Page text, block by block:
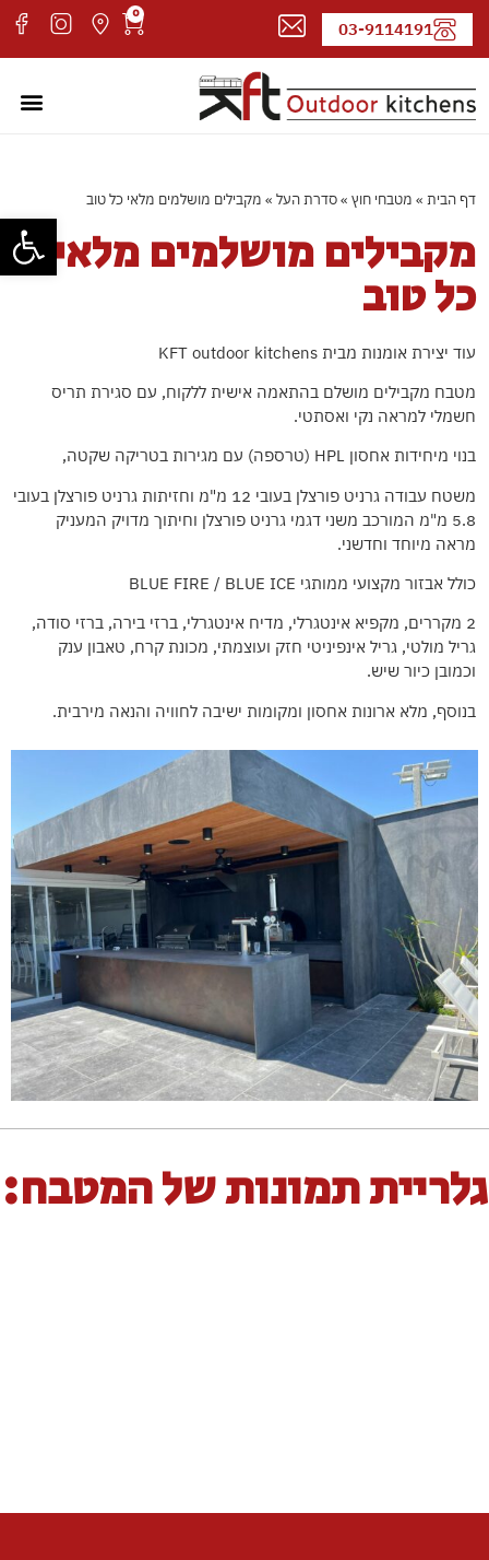
פתח
03-9114191
0
דף הבית » מטבחי חוץ »סדרת העל » מקבילים מושלמים מלאי כל טוב
מקבילים מושלמים מלאי
כל טוב
עוד יצירת אומנות מבית KFT outdoor kitchens
מטבח מקבילים מושלם בהתאמה אישית ללקוח, עם סגירת תריס
חשמלי למראה נקי ואסתטי.
בנוי מיחידות אחסון HPL (טרספה) עם מגירות בטריקה שקטה,
משטח עבודה גרניט פורצלן בעובי 12 מ"מ וחזיתות גרניט פורצלן בעובי
5.8 מ"מ המורכב משני דגמי גרניט פורצלן וחיתוך מדויק המעניק
מראה מיוחד וחדשני.
כולל אבזור מקצועי ממותגי BLUE FIRE / BLUE ICE
2 מקררים, מקפיא אינטגרלי, מדיח אינטגרלי, ברזי בירה, ברזי סודה,
גריל מולטי, גריל אינפיניטי חזק ועוצמתי, מכונת קרח, טאבון ענק
וכמובן כיור שיש.
בנוסף, מלא ארונות אחסון ומקומות ישיבה לחוויה והנאה מירבית.
גלריית תמונות של המטבח: